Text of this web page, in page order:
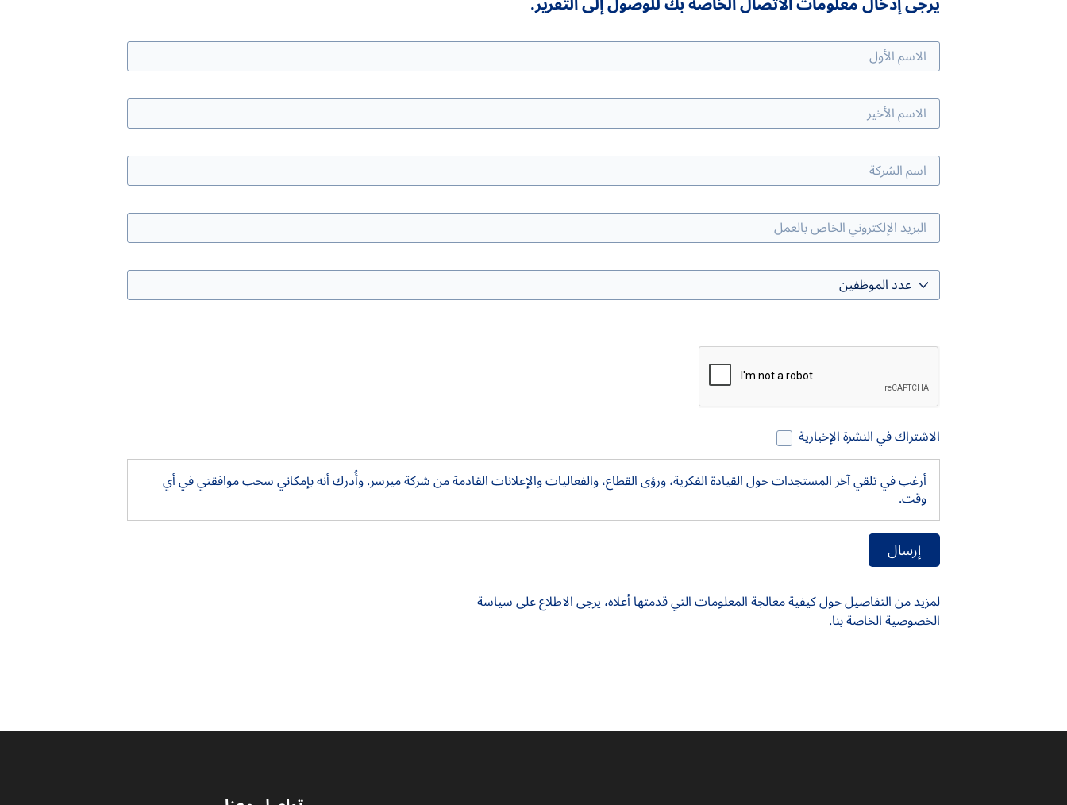
الاشتراك في النشرة الإخبارية
أرغب في تلقي آخر المستجدات حول القيادة الفكرية، ورؤى القطاع، والفعاليات والإعلانات القادمة من شركة ميرسر. وأُدرك أنه بإمكاني سحب موافقتي في أي
وقت.
لمزيد من التفاصيل حول كيفية معالجة المعلومات التي قدمتها أعلاه، يرجى الاطلاع على سياسة
الخصوصيةالخاصة بنا.